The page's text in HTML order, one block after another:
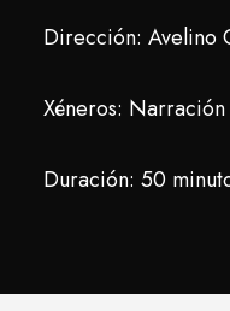
Dirección: Avelino
Xéneros:
Duración: 50